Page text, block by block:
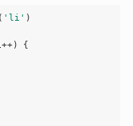
( 'li' )
++)
{